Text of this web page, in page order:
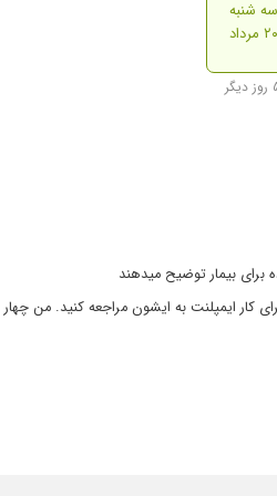
سه شنبه
۲۰ مرداد
برای بیمار توضیح میدهند
ایمپلنت به ایشون مراجعه کنید. من